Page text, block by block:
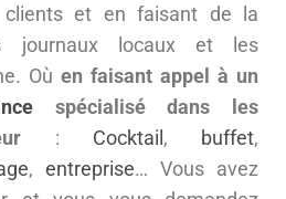
clients et en faisant de la
journaux locaux et les
Où en faisant appel à un
spécialisé dans les
: Cocktail, buffet,
, entreprise… Vous avez